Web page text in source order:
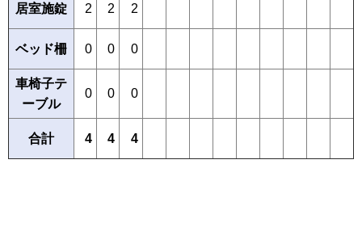
居室施錠 2 2 2
ベッド柵 0 0 0
車椅子テ
ーブル
0 0 0
合計 4 4 4